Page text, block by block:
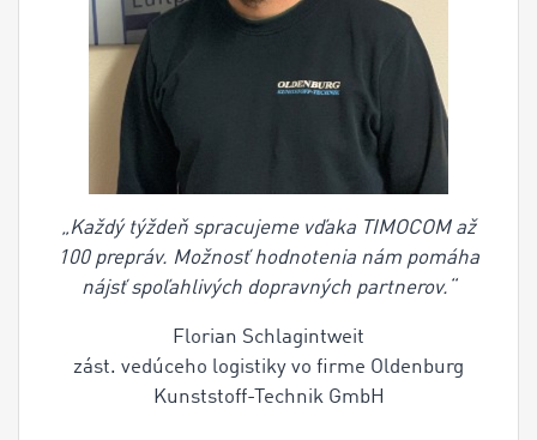
„Každý týždeň spracujeme vďaka TIMOCOM až
100 prepráv. Možnosť hodnotenia nám pomáha
nájsť spoľahlivých dopravných partnerov.“
Florian Schlagintweit
zást. vedúceho logistiky vo firme Oldenburg
Kunststoff-Technik GmbH